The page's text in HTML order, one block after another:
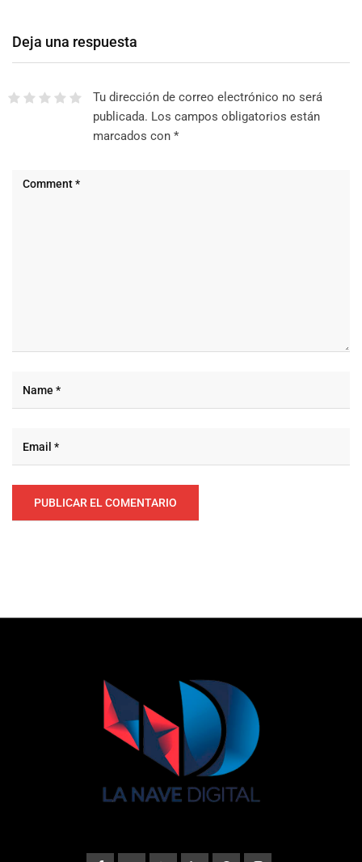
Deja una respuesta
Tu dirección de correo electrónico no será
publicada. Los campos obligatorios están
marcados con *